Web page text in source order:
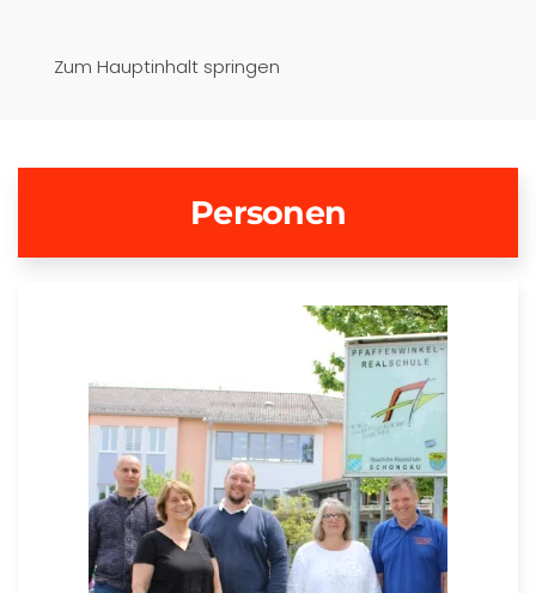
Zum Hauptinhalt springen
Schongau
Personen